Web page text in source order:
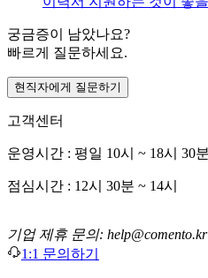
궁금증이 남았나요?
빠르게 질문하세요.
현직자에게 질문하기
고객센터
운영시간 : 평일 10시 ~ 18시 30
점심시간 : 12시 30분 ~ 14시
기업 제휴 문의: help@comento.kr
1:1 문의하기